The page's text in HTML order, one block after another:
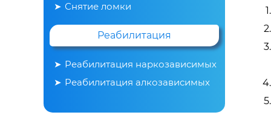
Снятие ломки
Реабилитация
Реабилитация наркозависимых
Реабилитация алкозависимых